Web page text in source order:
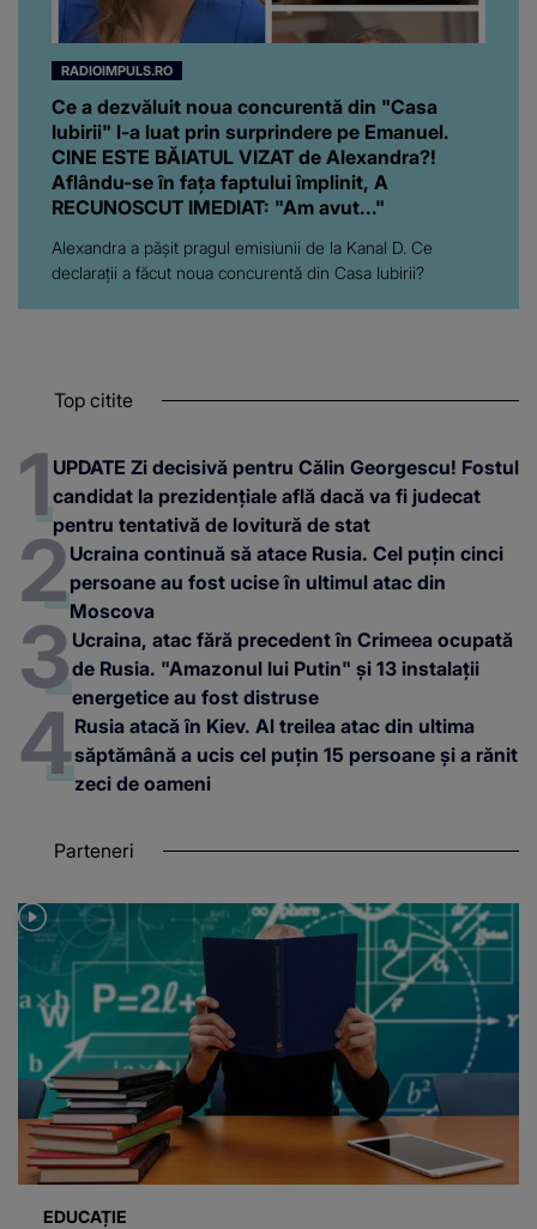
RADIOIMPULS.RO
Ce a dezvăluit noua concurentă din "Casa
Iubirii" l-a luat prin surprindere pe Emanuel.
CINE ESTE BĂIATUL VIZAT de Alexandra?!
Aflându-se în fața faptului împlinit, A
RECUNOSCUT IMEDIAT: "Am avut..."
Alexandra a pășit pragul emisiunii de la Kanal D. Ce
declarații a făcut noua concurentă din Casa Iubirii?
Top citite
UPDATE Zi decisivă pentru Călin Georgescu! Fostul
candidat la prezidențiale află dacă va fi judecat
pentru tentativă de lovitură de stat
Ucraina continuă să atace Rusia. Cel puțin cinci
persoane au fost ucise în ultimul atac din
Moscova
Ucraina, atac fără precedent în Crimeea ocupată
de Rusia. "Amazonul lui Putin" și 13 instalații
energetice au fost distruse
Rusia atacă în Kiev. Al treilea atac din ultima
săptămână a ucis cel puțin 15 persoane și a rănit
zeci de oameni
Parteneri
EDUCAȚIE